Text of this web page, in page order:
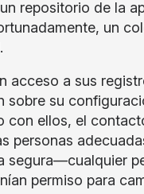
repositorio de la
un
acceso a sus
sobre su
ellos, el
personas
segura—cualquier
permiso para